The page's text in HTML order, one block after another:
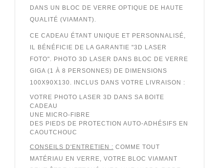
DANS UN BLOC DE VERRE OPTIQUE DE HAUTE
QUALITÉ (VIAMANT).
CE CADEAU ÉTANT UNIQUE ET PERSONNALISÉ,
IL BÉNÉFICIE DE LA GARANTIE "3D LASER
FOTO". PHOTO 3D LASER DANS BLOC DE VERRE
GIGA (1 À 8 PERSONNES) DE DIMENSIONS
100X90X130. INCLUS DANS VOTRE LIVRAISON :
VOTRE PHOTO LASER 3D DANS SA BOITE
CADEAU
UNE MICRO-FIBRE
DES PIEDS DE PROTECTION AUTO-ADHÉSIFS EN
CAOUTCHOUC
CONSEILS D'ENTRETIEN : COMME TOUT
MATÉRIAU EN VERRE, VOTRE BLOC VIAMANT